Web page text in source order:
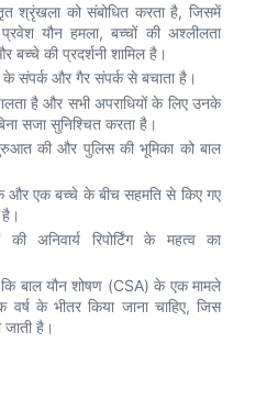
श्रृंखला को संबोधित करता है, जिसमें
यौन हमला, बच्चों की अश्लीलता
बच्चे की प्रदर्शनी शामिल है।
संपर्क और गैर संपर्क से बचाता है।
है और सभी अपराधियों के लिए उनके
सजा सुनिश्चित करता है।
की और पुलिस की भूमिका को बाल
और एक बच्चे के बीच सहमति से किए गए
अनिवार्य रिपोर्टिंग के महत्व का
कि बाल यौन शोषण (CSA) के एक मामले
वर्ष के भीतर किया जाना चाहिए, जिस
है।